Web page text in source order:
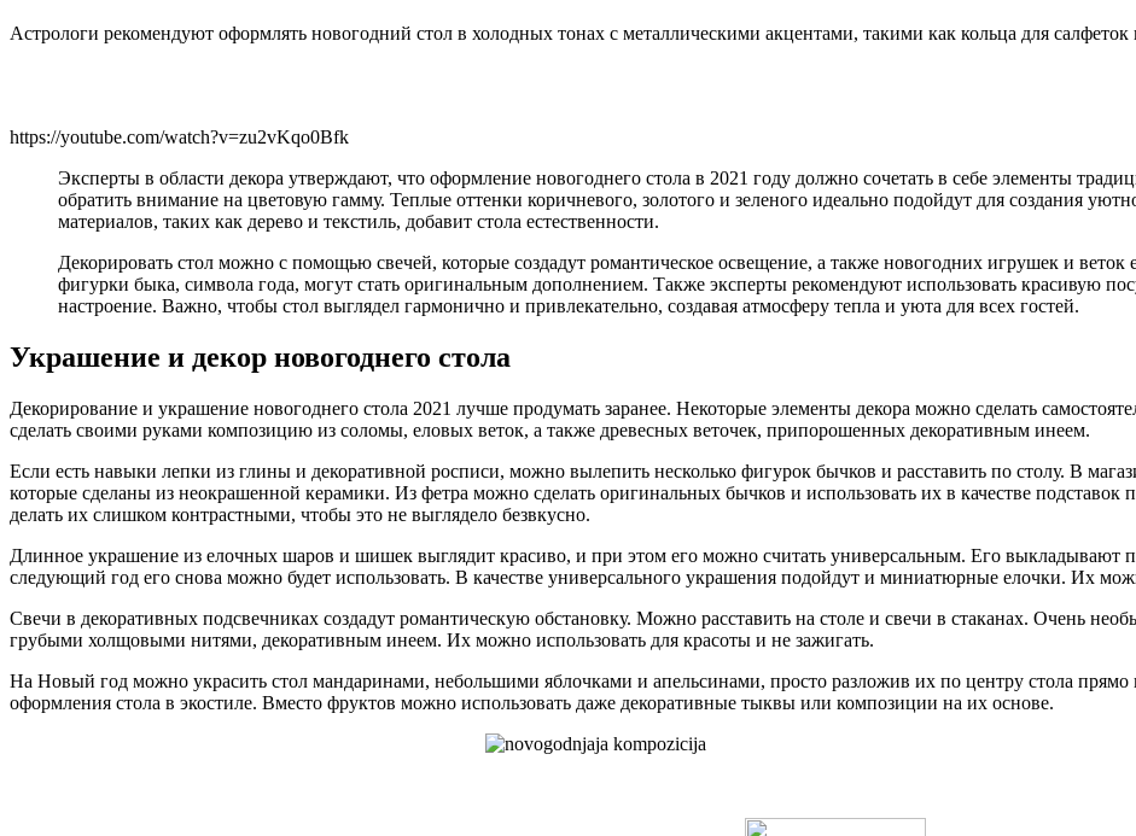
Астрологи рекомендуют оформлять новогодний стол в холодных тонах с металлическими акцентами, такими как кольца для
https://youtube.com/watch?v=zu2vKqo0Bfk
Эксперты в области декора утверждают, что оформление новогоднего стола в 2021 году должно сочетать в себе элементы
обратить внимание на цветовую гамму. Теплые оттенки коричневого, золотого и зеленого идеально подойдут для создания
материалов, таких как дерево и текстиль, добавит стола естественности.
Декорировать стол можно с помощью свечей, которые создадут романтическое освещение, а также новогодних игрушек и веток
фигурки быка, символа года, могут стать оригинальным дополнением. Также эксперты рекомендуют использовать красивую
настроение. Важно, чтобы стол выглядел гармонично и привлекательно, создавая атмосферу тепла и уюта для всех гостей.
Украшение и декор новогоднего стола
Декорирование и украшение новогоднего стола 2021 лучше продумать заранее. Некоторые элементы декора можно сделать
сделать своими руками композицию из соломы, еловых веток, а также древесных веточек, припорошенных декоративным инеем.
Если есть навыки лепки из глины и декоративной росписи, можно вылепить несколько фигурок бычков и расставить по столу. В
которые сделаны из неокрашенной керамики. Из фетра можно сделать оригинальных бычков и использовать их в качестве подставок
делать их слишком контрастными, чтобы это не выглядело безвкусно.
Длинное украшение из елочных шаров и шишек выглядит красиво, и при этом его можно считать универсальным. Его выкладывают
следующий год его снова можно будет использовать. В качестве универсального украшения подойдут и миниатюрные елочки. Их
Свечи в декоративных подсвечниках создадут романтическую обстановку. Можно расставить на столе и свечи в стаканах. Очень
грубыми холщовыми нитями, декоративным инеем. Их можно использовать для красоты и не зажигать.
На Новый год можно украсить стол мандаринами, небольшими яблочками и апельсинами, просто разложив их по центру стола прямо
оформления стола в экостиле. Вместо фруктов можно использовать даже декоративные тыквы или композиции на их основе.